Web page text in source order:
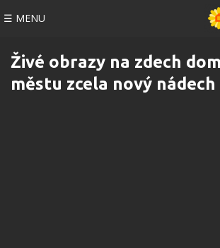
☰ MENU
Živé obrazy na zdech
městu zcela nový nádech